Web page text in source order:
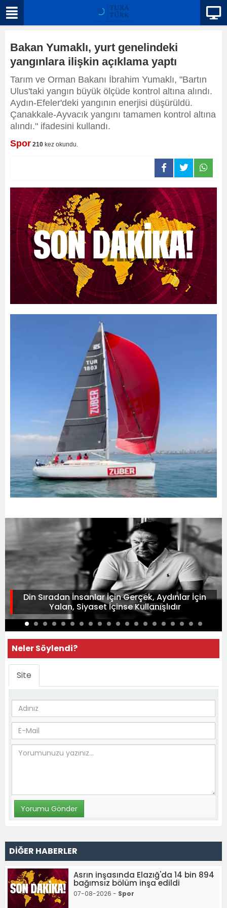
Bakan Yumaklı, yurt genelindeki
yangınlara ilişkin açıklama yaptı
Tarım ve Orman Bakanı İbrahim Yumaklı, "Bartın
Ulus'taki yangın büyük ölçüde kontrol altına alındı.
Aydın-Efeler'deki yangının enerjisi düşürüldü.
Çanakkale-Ayvacık yangını tamamen kontrol altına
alındı." ifadesini kullandı.
Spor 210 kez okundu.
Din Sıradan İnsanlar İçin Gerçek, Aydınlar İçin
Yalan, Siyaset İçinse Kullanışlıdır
Neler Söylendi?
Site
DİĞER HABERLER
Asrın inşasında Elazığ'da 14 bin 894
bağımsız bölüm inşa edildi
07-08-2026 - Spor